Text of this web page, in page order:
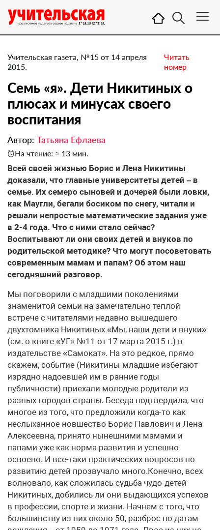
Учительская газета, №15 от 14 апреля
2015.
Читать
номер
Семь «я». Дети Никитиных о
плюсах и минусах своего
воспитания
Автор: Татьяна Ефлаева
На чтение: ≈ 13 мин.
Всей своей жизнью Борис и Лена Никитины
доказали, что главные университеты детей – в
семье. Их семеро сыновей и дочерей были ловки,
как Маугли, бегали босиком по снегу, читали и
решали непростые математические задания уже
в 2-4 года. Что с ними стало сейчас?
Воспитывают ли они своих детей и внуков по
родительской методике? Что могут посоветовать
современным мамам и папам? Об этом наш
сегодняшний разговор.
Мы поговорили с младшими поколениями
знаменитой семьи на замечательно теплой
встрече с читателями недавно вышедшего
двухтомника Никитиных «Мы, наши дети и внуки»
(см. о книге «УГ» №11 от 17 марта 2015 г.) в
издательстве «Самокат». На это редкое, прямо
скажем, событие (Никитины-младшие избегают
изрядно надоевшей им в ранние годы
публичности) приехали молодые родители из
разных городов страны. Беседа подтвердила, что
многое из того, что предложили когда-то как
неслыханное новшество Борис Павлович и Лена
Алексеевна, принято нынешними мамами и
папами уже как норма развития и успешно
освоено. И все-таки практических вопросов по
развитию детей прозвучало много.Конечно, всех
волновало, как сложилась судьба чудо-детей
Никитиных, добились ли они выдающихся успехов
в профессии, спорте и жизни. Начнем с того, что
большинству из них около 50, разброс по датам